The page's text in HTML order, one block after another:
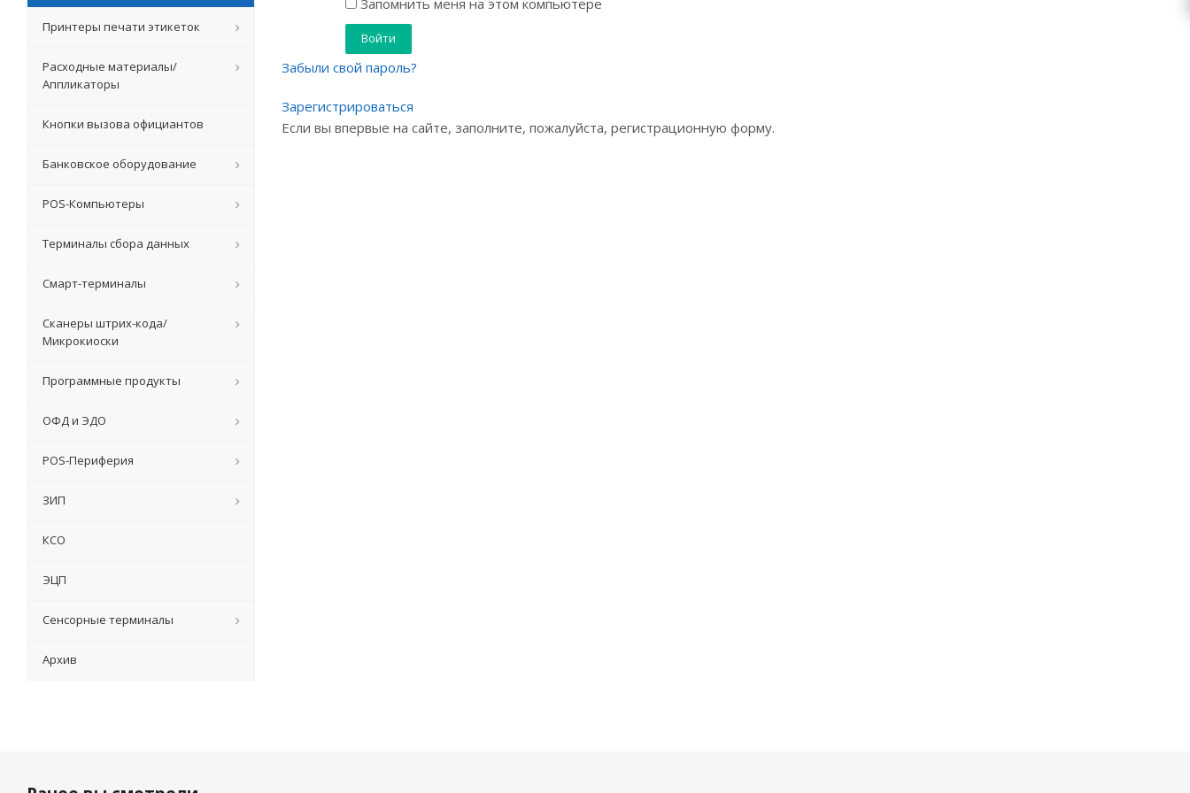
Запомнить меня на этом компьютере
Забыли свой пароль?
Зарегистрироваться
Если вы впервые на сайте, заполните, пожалуйста, регистрационную форму.
Принтеры печати этикеток
Расходные материалы/
Аппликаторы
Кнопки вызова официантов
Банковское оборудование
POS-Компьютеры
Терминалы сбора данных
Смарт-терминалы
Сканеры штрих-кода/
Микрокиоски
Программные продукты
ОФД и ЭДО
POS-Периферия
ЗИП
КСО
ЭЦП
Сенсорные терминалы
Архив